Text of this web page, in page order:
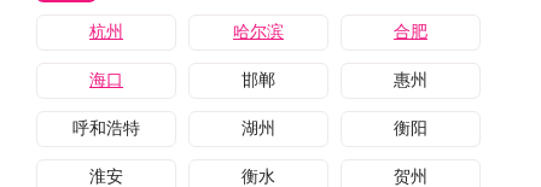
杭州 哈尔滨 合肥
海口 邯郸 惠州
呼和浩特 湖州 衡阳
淮安 衡水 贺州